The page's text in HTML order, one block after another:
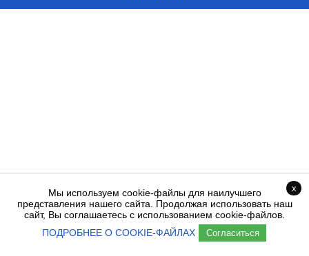
Мы используем cookie-файлы для наилучшего
представления нашего сайта. Продолжая использовать наш
сайт, Вы соглашаетесь с использованием cookie-файлов.
ПОДРОБНЕЕ О COOKIE-ФАЙЛАХ
Согласиться
x